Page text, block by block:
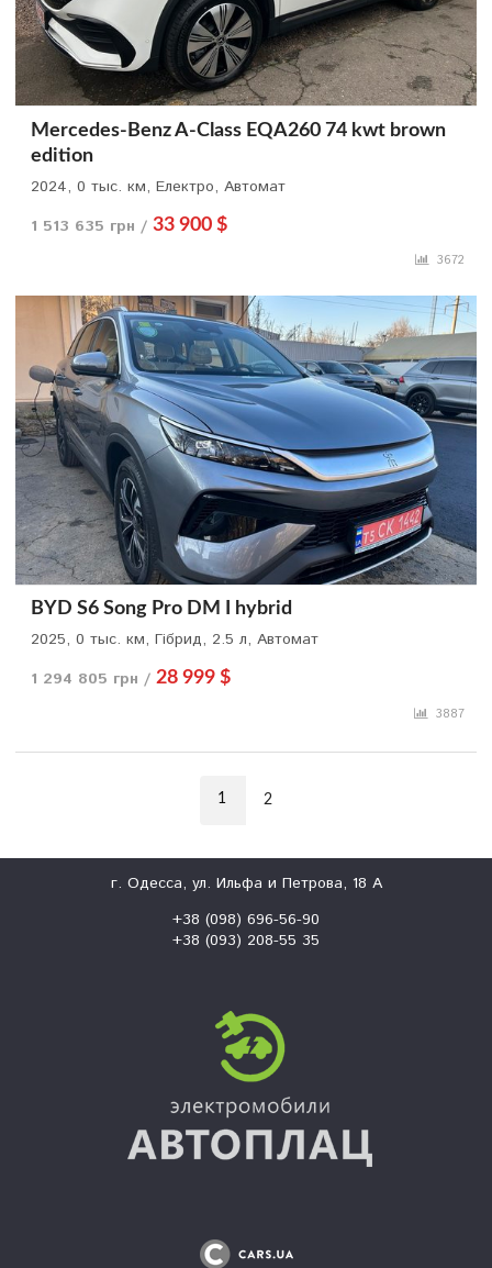
Mercedes-Benz A-Class EQA260 74 kwt brown
edition
2024, 0 тыс. км, Електро, Автомат
1 513 635 грн / 33 900 $
3672
BYD S6 Song Pro DM I hybrid
2025, 0 тыс. км, Гібрид, 2.5 л, Автомат
1 294 805 грн / 28 999 $
3887
1 2
г. Одесса, ул. Ильфа и Петрова, 18 А
+38 (098) 696-56-90
+38 (093) 208-55 35